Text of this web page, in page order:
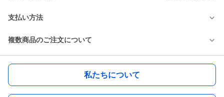
支払い方法
複数商品のご注文について
私たちについて